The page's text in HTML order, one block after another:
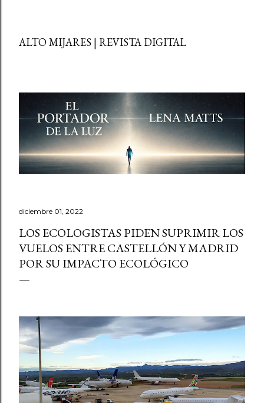
ALTO MIJARES | REVISTA DIGITAL
diciembre 01, 2022
LOS ECOLOGISTAS PIDEN SUPRIMIR LOS
VUELOS ENTRE CASTELLÓN Y MADRID
POR SU IMPACTO ECOLÓGICO